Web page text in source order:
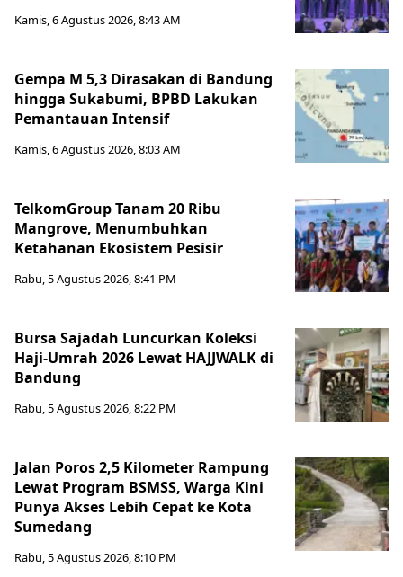
Kamis, 6 Agustus 2026, 8:43 AM
Gempa M 5,3 Dirasakan di Bandung
hingga Sukabumi, BPBD Lakukan
Pemantauan Intensif
Kamis, 6 Agustus 2026, 8:03 AM
TelkomGroup Tanam 20 Ribu
Mangrove, Menumbuhkan
Ketahanan Ekosistem Pesisir
Rabu, 5 Agustus 2026, 8:41 PM
Bursa Sajadah Luncurkan Koleksi
Haji-Umrah 2026 Lewat HAJJWALK di
Bandung
Rabu, 5 Agustus 2026, 8:22 PM
Jalan Poros 2,5 Kilometer Rampung
Lewat Program BSMSS, Warga Kini
Punya Akses Lebih Cepat ke Kota
Sumedang
Rabu, 5 Agustus 2026, 8:10 PM